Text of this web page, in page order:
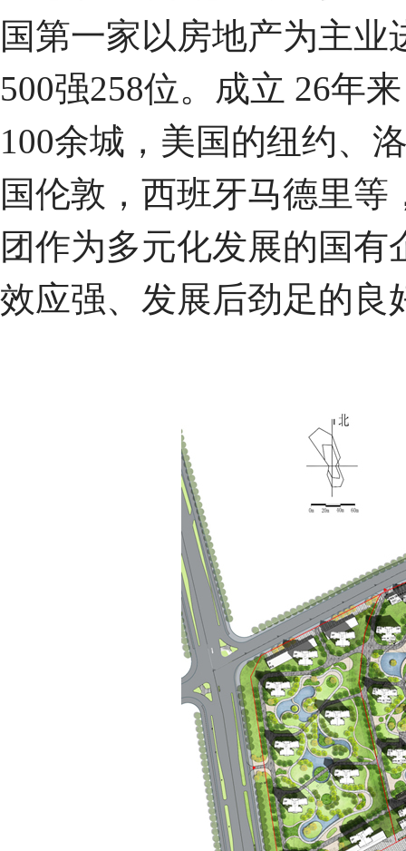
国第一家以房地产为主业
500强258位。成立 26年
100余城，美国的纽约、
国伦敦，西班牙马德里
团作为多元化发展的国
效应强、发展后劲足的良